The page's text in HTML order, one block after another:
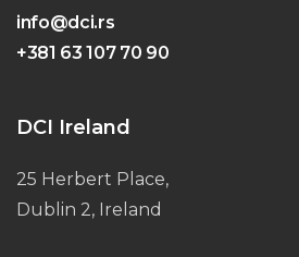
info@dci.rs
+381 63 107 70 90
DCI Ireland
25 Herbert Place,
Dublin 2, Ireland